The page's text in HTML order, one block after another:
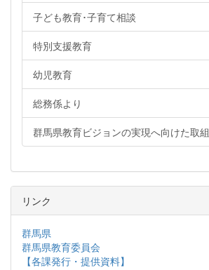
子ども教育･子育て相談
特別支援教育
幼児教育
総務係より
群馬県教育ビジョンの実現へ向けた取組
リンク
群馬県
群馬県教育委員会
【各課発行・提供資料】